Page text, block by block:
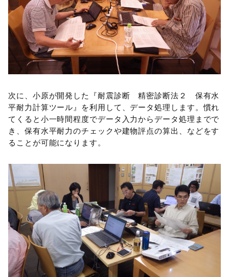
次に、小原が開発した『耐震診断 精密診断法２ 保有水
平耐力計算ツール』を利用して、データ処理します。慣れ
てくると小一時間程度でデータ入力からデータ処理までで
き、保有水平耐力のチェックや建物評点の算出、などをす
ることが可能になります。